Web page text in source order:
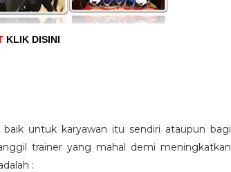
KLIK DISINI
untuk karyawan itu sendiri ataupun bagi
trainer yang mahal demi meningkatkan
: